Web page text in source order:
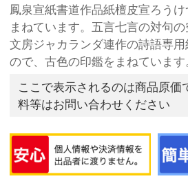
鳳泉宣紙書道作品紙檀皮宣ろう
まねています。五言七言の対句
文房ジャカランダ連作の詩語専
ので、古色の印鑑をまねています
ここで表示されるのは商品原価
料等はお問い合わせください